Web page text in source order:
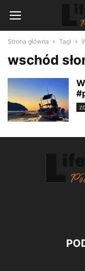
Strona główna Tagi
wschód